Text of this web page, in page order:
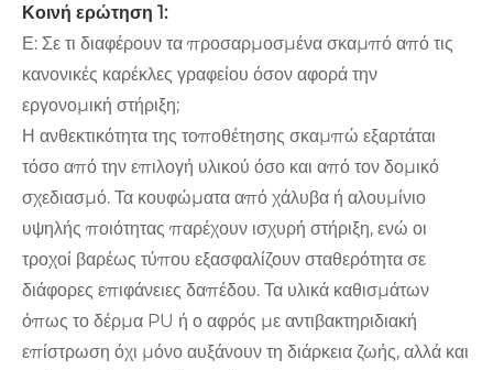
Κοινή ερώτηση 1:
Ε: Σε τι διαφέρουν τα προσαρμοσμένα σκαμπό από τις
κανονικές καρέκλες γραφείου όσον αφορά την
εργονομική στήριξη;
Η ανθεκτικότητα της τοποθέτησης σκαμπώ εξαρτάται
τόσο από την επιλογή υλικού όσο και από τον δομικό
σχεδιασμό. Τα κουφώματα από χάλυβα ή αλουμίνιο
υψηλής ποιότητας παρέχουν ισχυρή στήριξη, ενώ οι
τροχοί βαρέως τύπου εξασφαλίζουν σταθερότητα σε
διάφορες επιφάνειες δαπέδου. Τα υλικά καθισμάτων
όπως το δέρμα PU ή ο αφρός με αντιβακτηριδιακή
επίστρωση όχι μόνο αυξάνουν τη διάρκεια ζωής, αλλά και